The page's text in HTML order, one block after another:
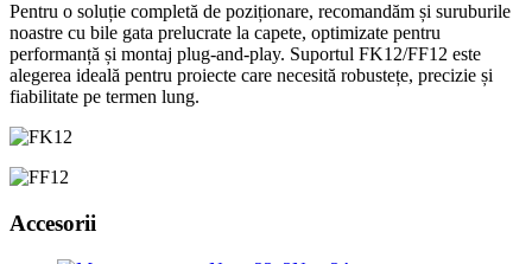
Pentru o soluție completă de poziționare, recomandăm și suruburile
noastre cu bile gata prelucrate la capete, optimizate pentru
performanță și montaj plug-and-play. Suportul FK12/FF12 este
alegerea ideală pentru proiecte care necesită robustețe, precizie și
fiabilitate pe termen lung.
Accesorii